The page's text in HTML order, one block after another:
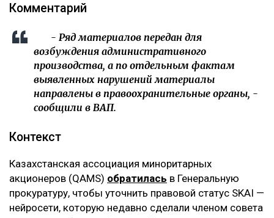
Комментарий
- Ряд материалов передан для
возбуждения административного
производства, а по отдельным фактам
выявленных нарушений материалы
направлены в правоохранительные органы, -
сообщили в ВАП.
Контекст
Казахстанская ассоциация миноритарных
акционеров (QAMS) обратилась в Генеральную
прокуратуру, чтобы уточнить правовой статус SKAI —
нейросети, которую недавно сделали членом совета